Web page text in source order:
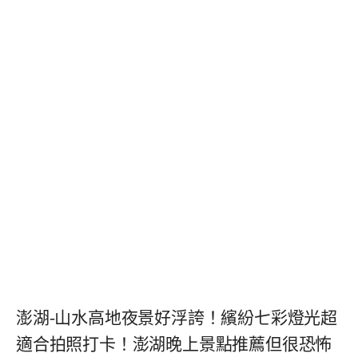
澎湖-山水高地夜景好浮誇！繽紛七彩燈光超
適合拍照打卡！澎湖晚上景點推薦但很恐怖